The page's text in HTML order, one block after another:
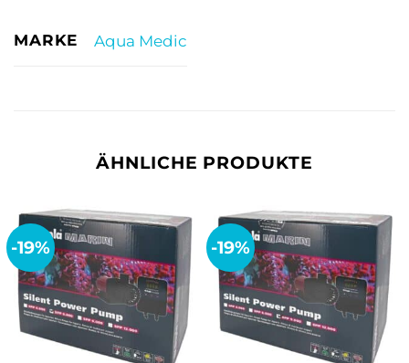
MARKE Aqua Medic
ÄHNLICHE PRODUKTE
-19% -19%